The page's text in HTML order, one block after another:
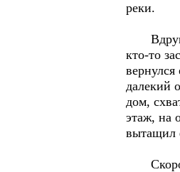
реки.
Вдруг
кто-то
далекий
дом,
этаж, на
вытащил
Скоро